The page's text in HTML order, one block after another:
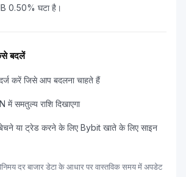
0.50% घटा है।
बदलें
करें जिसे आप बदलना चाहते हैं
समतुल्य राशि दिखाएगा
या ट्रेड करने के लिए Bybit खाते के लिए साइन
दर बाजार डेटा के आधार पर वास्तविक समय में अपडेट